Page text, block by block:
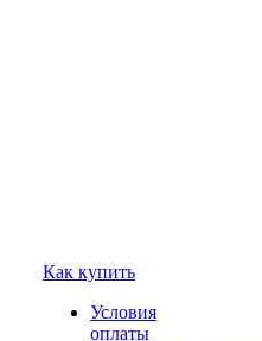
Как купить
Условия
оплаты